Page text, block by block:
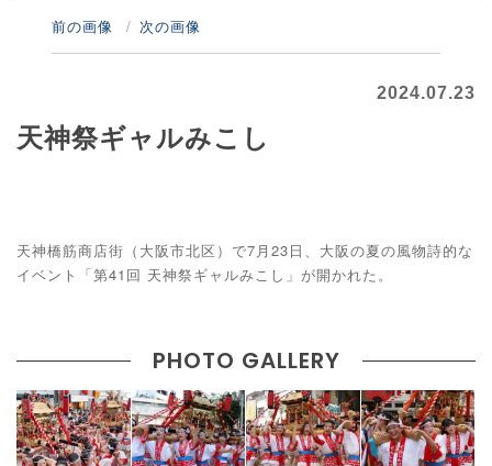
前の画像 次の画像
2024.07.23
天神祭ギャルみこし
天神橋筋商店街（大阪市北区）で7月23日、大阪の夏の風物詩的な
イベント「第41回 天神祭ギャルみこし」が開かれた。
PHOTO GALLERY